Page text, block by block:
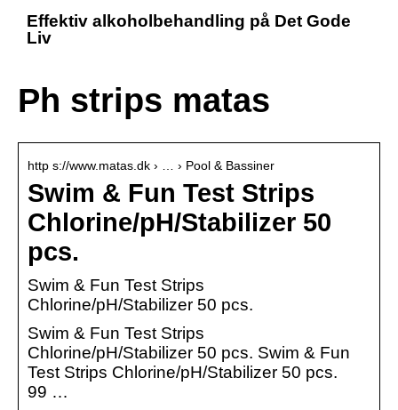
Effektiv alkoholbehandling på Det Gode
Liv
Ph strips matas
http s://www.matas.dk › … › Pool & Bassiner
Swim & Fun Test Strips
Chlorine/pH/Stabilizer 50
pcs.
Swim & Fun Test Strips
Chlorine/pH/Stabilizer 50 pcs.
Swim & Fun Test Strips
Chlorine/pH/Stabilizer 50 pcs. Swim & Fun
Test Strips Chlorine/pH/Stabilizer 50 pcs.
99 …